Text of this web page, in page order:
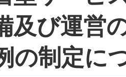
及び運営
の制定に